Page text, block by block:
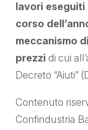
lavori
corso
meccanismo
prezzi di cui
Decreto “Aiuti”
Contenuto
Confindustria